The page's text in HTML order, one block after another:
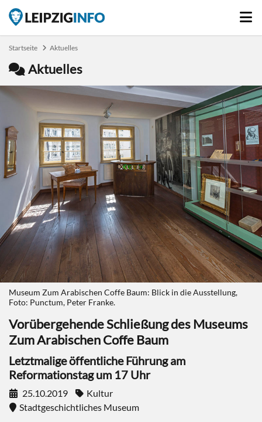
Startseite Aktuelles
Aktuelles
Museum Zum Arabischen Coffe Baum: Blick in die Ausstellung,
Foto: Punctum, Peter Franke.
Vorübergehende Schließung des Museums
Zum Arabischen Coffe Baum
Letztmalige öffentliche Führung am
Reformationstag um 17 Uhr
25.10.2019
Kultur
Stadtgeschichtliches Museum